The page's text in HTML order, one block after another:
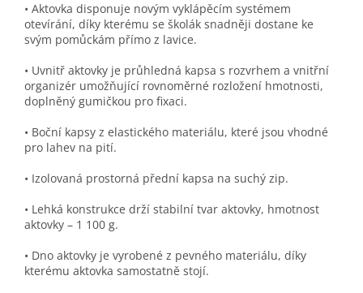
• Aktovka disponuje novým vyklápěcím systémem
otevírání, díky kterému se školák snadněji dostane ke
svým pomůckám přímo z lavice.
• Uvnitř aktovky je průhledná kapsa s rozvrhem a vnitřní
organizér umožňující rovnoměrné rozložení hmotnosti,
doplněný gumičkou pro fixaci.
• Boční kapsy z elastického materiálu, které jsou vhodné
pro lahev na pití.
• Izolovaná prostorná přední kapsa na suchý zip.
• Lehká konstrukce drží stabilní tvar aktovky, hmotnost
aktovky – 1 100 g.
• Dno aktovky je vyrobené z pevného materiálu, díky
kterému aktovka samostatně stojí.